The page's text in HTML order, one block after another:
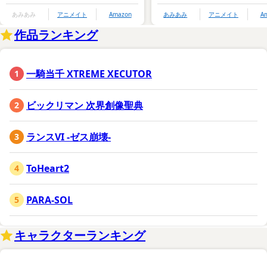
あみあみ アニメイト Amazon あみあみ アニメイト
作品ランキング
一騎当千 XTREME XECUTOR
ビックリマン 次界創像聖典
ランスVI -ゼス崩壊-
ToHeart2
PARA-SOL
キャラクターランキング